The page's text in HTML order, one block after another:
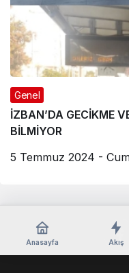
Genel
İZBAN’DA GECİKME
BİLMİYOR
5 Temmuz 2024 -
Anasayfa Akış